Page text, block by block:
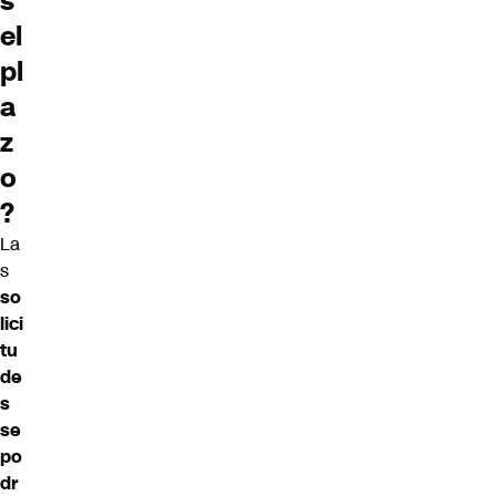
el
pl
a
z
o
?
La
s
so
lici
tu
de
s
se
po
dr